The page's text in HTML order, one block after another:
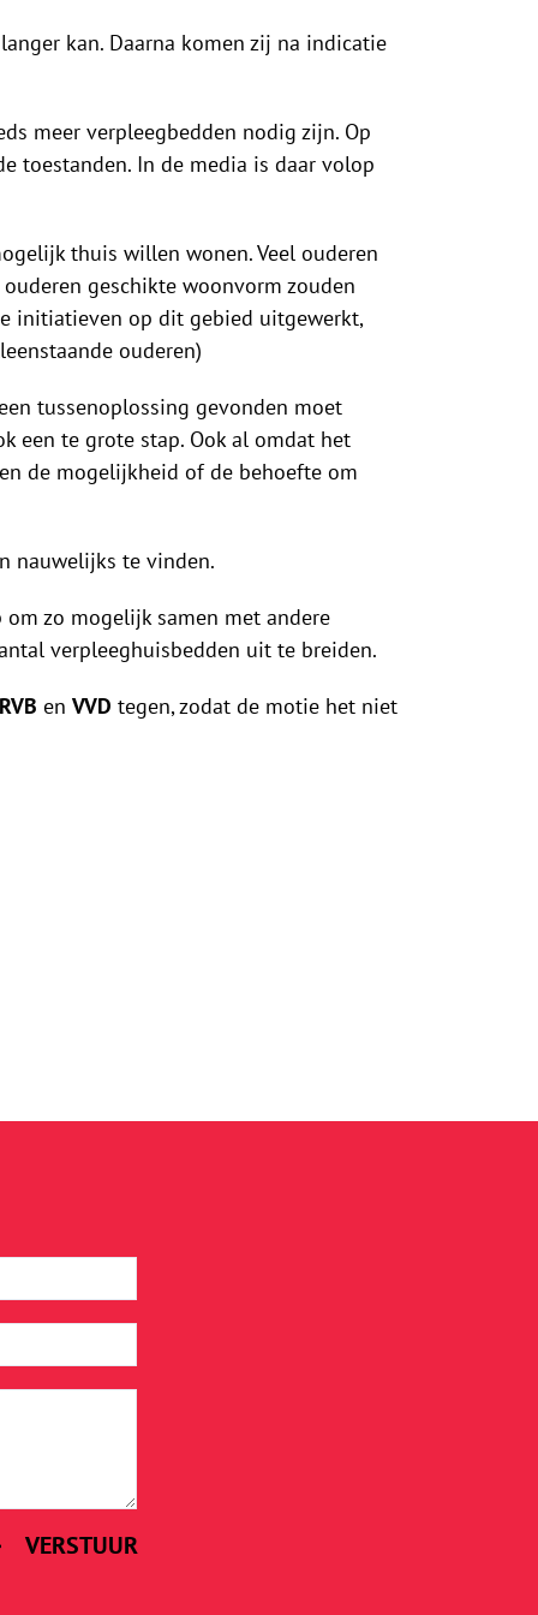
kan. Daarna komen zij na indicatie
meer verpleegbedden nodig zijn. Op
toestanden. In de media is daar volop
thuis willen wonen. Veel ouderen
geschikte woonvorm zouden
initiatieven op dit gebied uitgewerkt,
ouderen)
tussenoplossing gevonden moet
een te grote stap. Ook al omdat het
de mogelijkheid of de behoefte om
nauwelijks te vinden.
zo mogelijk samen met andere
verpleeghuisbedden uit te breiden.
RVB en VVD tegen, zodat de motie het niet